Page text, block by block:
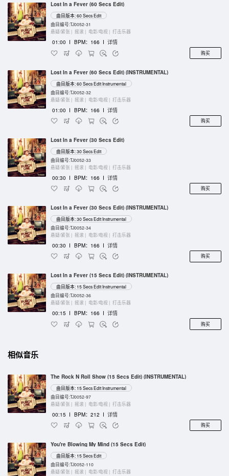
Lost In a Fever (60 Secs Edit)
曲目版本: 60 Secs Edit
曲目编号:TJ0052-31
悬疑/紧张 | 摇滚 | 电影/电视 | 打击乐器
01:00 I BPM：166 I 详情
购买
Lost In a Fever (60 Secs Edit) (INSTRUMENTAL)
曲目版本: 60 Secs Edit Instrumental
曲目编号:TJ0052-32
悬疑/紧张 | 摇滚 | 电影/电视 | 打击乐器
01:00 I BPM：166 I 详情
购买
Lost In a Fever (30 Secs Edit)
曲目版本: 30 Secs Edit
曲目编号:TJ0052-33
悬疑/紧张 | 摇滚 | 电影/电视 | 打击乐器
00:30 I BPM：166 I 详情
购买
Lost In a Fever (30 Secs Edit) (INSTRUMENTAL)
曲目版本: 30 Secs Edit Instrumental
曲目编号:TJ0052-34
悬疑/紧张 | 摇滚 | 电影/电视 | 打击乐器
00:30 I BPM：166 I 详情
购买
Lost In a Fever (15 Secs Edit) (INSTRUMENTAL)
曲目版本: 15 Secs Edit Instrumental
曲目编号:TJ0052-36
悬疑/紧张 | 摇滚 | 电影/电视 | 打击乐器
00:15 I BPM：166 I 详情
购买
相似音乐
The Rock N Roll Show (15 Secs Edit) (INSTRUMENTAL)
曲目版本: 15 Secs Edit Instrumental
曲目编号:TJ0052-97
悬疑/紧张 | 摇滚 | 电影/电视 | 打击乐器
00:15 I BPM：212 I 详情
购买
You're Blowing My Mind (15 Secs Edit)
曲目版本: 15 Secs Edit
曲目编号:TJ0052-110
悬疑/紧张 | 摇滚 | 电影/电视 | 打击乐器